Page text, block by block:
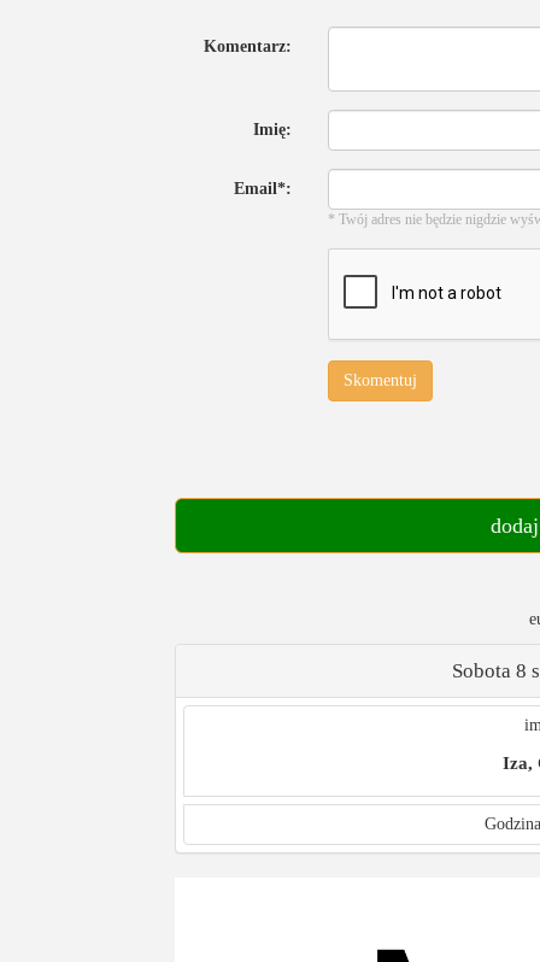
Komentarz:
Imię:
Email*:
* Twój adres nie będzie nigdzie
Skomentuj
Sobota 8
Iza,